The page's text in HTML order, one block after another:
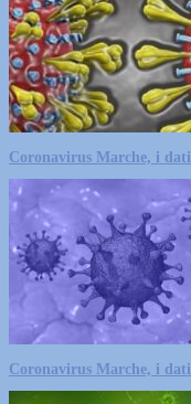
Coronavirus Marche, i
Coronavirus Marche, i